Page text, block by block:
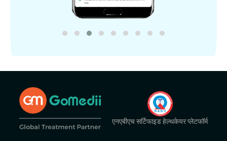
एनएबीएच सर्टिफाइड हेल्थकेयर प्लेटफॉर्म